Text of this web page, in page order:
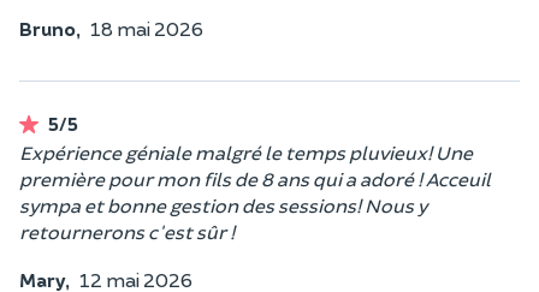
Bruno, 18 mai 2026
5/5
Expérience géniale malgré le temps pluvieux! Une
première pour mon fils de 8 ans qui a adoré ! Acceuil
sympa et bonne gestion des sessions! Nous y
retournerons c'est sûr !
Mary, 12 mai 2026